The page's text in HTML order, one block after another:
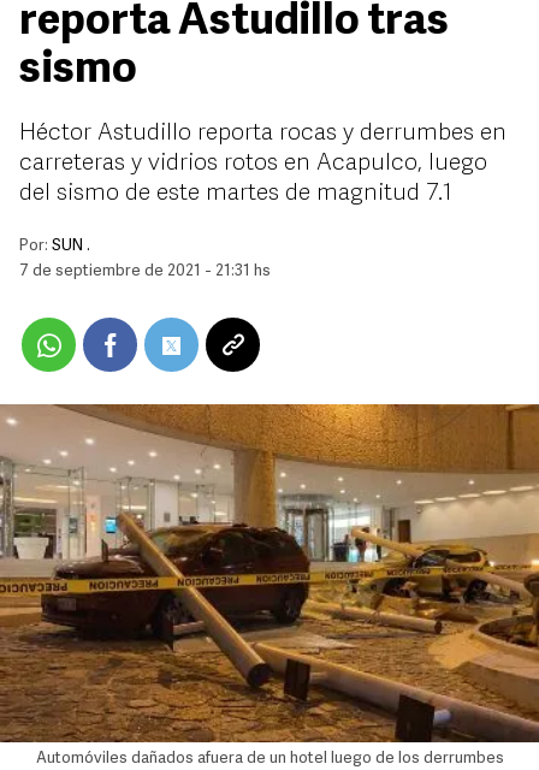
reporta Astudillo tras
sismo
Héctor Astudillo reporta rocas y derrumbes en
carreteras y vidrios rotos en Acapulco, luego
del sismo de este martes de magnitud 7.1
Por: SUN .
7 de septiembre de 2021 - 21:31 hs
Automóviles dañados afuera de un hotel luego de los derrumbes